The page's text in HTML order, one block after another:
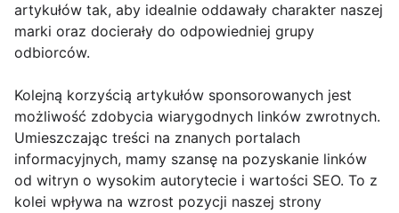
artykułów tak, aby idealnie oddawały charakter naszej
marki oraz docierały do odpowiedniej grupy
odbiorców.
Kolejną korzyścią artykułów sponsorowanych jest
możliwość zdobycia wiarygodnych linków zwrotnych.
Umieszczając treści na znanych portalach
informacyjnych, mamy szansę na pozyskanie linków
od witryn o wysokim autorytecie i wartości SEO. To z
kolei wpływa na wzrost pozycji naszej strony